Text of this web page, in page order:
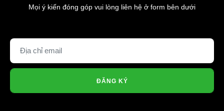
Mọi ý kiến đóng góp vui lòng liên hệ ở form bên dưới
ĐĂNG KÝ